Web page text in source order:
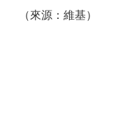
（來源：維基）